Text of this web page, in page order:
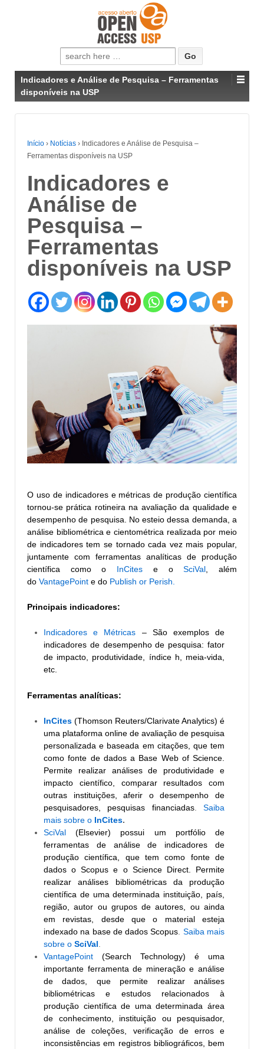
Pesquisar
por:
Indicadores e Análise de Pesquisa – Ferramentas
disponíveis na USP
Início › Notícias › Indicadores e Análise de Pesquisa –
Ferramentas disponíveis na USP
Indicadores e
Análise de
Pesquisa –
Ferramentas
disponíveis na USP
O uso de indicadores e métricas de produção científica
tornou-se prática rotineira na avaliação da qualidade e
desempenho de pesquisa. No esteio dessa demanda, a
análise bibliométrica e cientométrica realizada por meio
de indicadores tem se tornado cada vez mais popular,
juntamente com ferramentas analíticas de produção
científica como o InCites e oSciVal , além
do VantagePoint e do Publish or Perish.
Principais indicadores:
Indicadores e Métricas
– São exemplos de
indicadores de desempenho de pesquisa: fator
de impacto, produtividade, índice h, meia-vida,
etc.
Ferramentas analíticas:
InCites (Thomson Reuters/Clarivate Analytics) é
uma plataforma online de avaliação de pesquisa
personalizada e baseada em citações, que tem
como fonte de dados a Base Web of Science.
Permite realizar análises de produtividade e
impacto científico, comparar resultados com
outras instituições, aferir o desempenho de
pesquisadores, pesquisas financiadas.Saiba
mais sobre o InCites.
SciVal
(Elsevier) possui um portfólio de
ferramentas de análise de indicadores de
produção científica, que tem como fonte de
dados o Scopus e o Science Direct. Permite
realizar análises bibliométricas da produção
científica de uma determinada instituição, país,
região, autor ou grupos de autores, ou ainda
em revistas, desde que o material esteja
indexado na base de dados Scopus Saiba mais
sobre o SciVal
VantagePoint
(Search Technology) é uma
importante ferramenta de mineração e análise
de dados, que permite realizar análises
bibliométricas e estudos relacionados à
produção científica de uma determinada área
de conhecimento, instituição ou pesquisador,
análise de coleções, verificação de erros e
inconsistências em registros bibliográficos, bem